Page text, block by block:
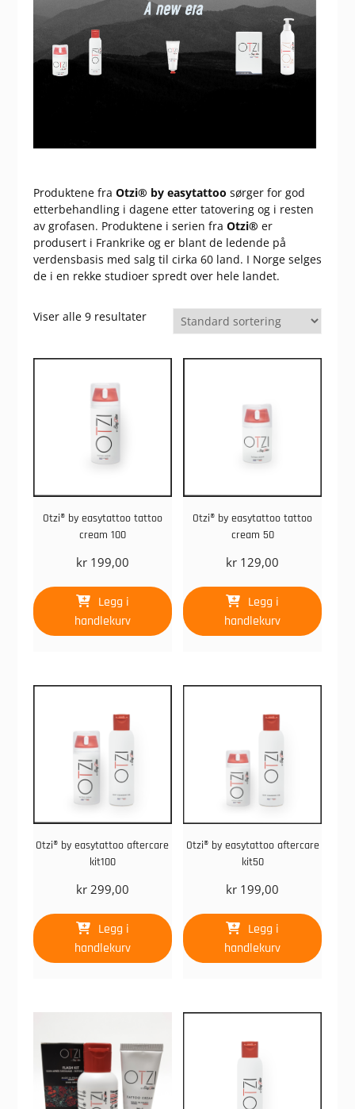
Produktene fra Otzi® by easytattoo sørger for god
etterbehandling i dagene etter tatovering og i resten
av grofasen. Produktene i serien fra Otzi® er
produsert i Frankrike og er blant de ledende på
verdensbasis med salg til cirka 60 land. I Norge selges
de i en rekke studioer spredt over hele landet.
Viser alle 9 resultater
Otzi® by easytattoo tattoo
cream 100
kr199,00
Legg i
handlekurv
Otzi® by easytattoo tattoo
cream 50
kr 129,00
Legg i
handlekurv
Otzi® by easytattoo aftercare
kit100
kr299,00
Legg i
handlekurv
Otzi® by easytattoo aftercare
kit50
kr 199,00
Legg i
handlekurv